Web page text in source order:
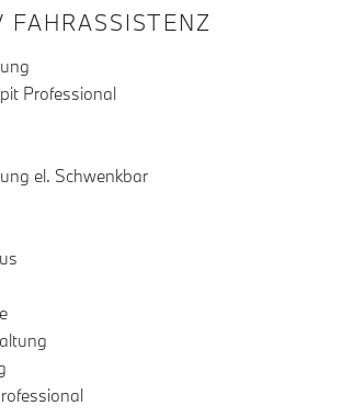
ÜBER DIE
FAHRASSISTENZ
Professional
el. Schwenkbar